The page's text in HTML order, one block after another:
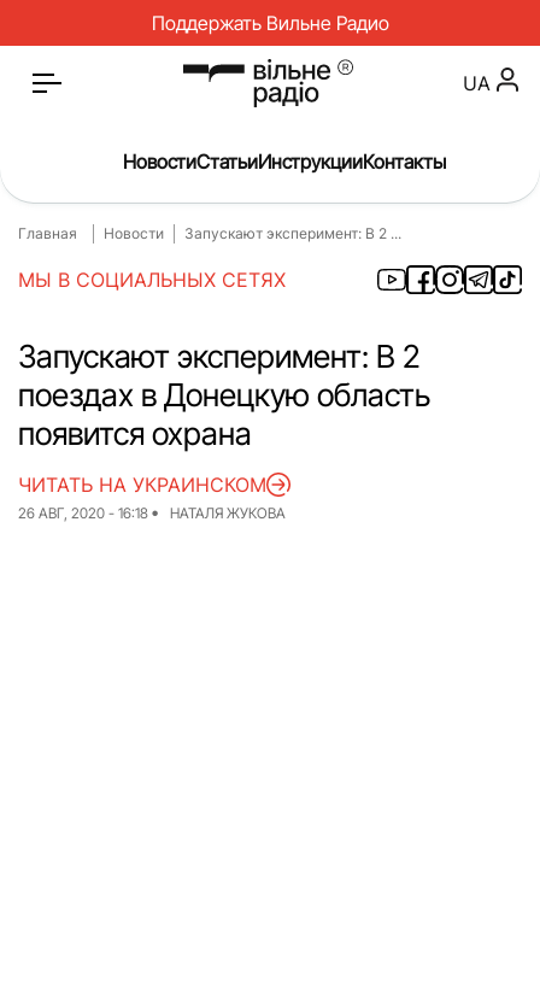
Поддержать Вильне Радио
Главная
Новости
Медицина
О нас
Инструкции
Спорт
Интервью
Досье
Блог
Проекты
UA
НовостиСтатьиИнструкцииКонтакты
Главная Новости Запускают эксперимент: В 2 ...
МЫ В СОЦИАЛЬНЫХ СЕТЯХ
Запускают эксперимент: В 2
поездах в Донецкую область
появится охрана
26 АВГ, 2020 - 16:18 НАТАЛЯ ЖУКОВА
ЧИТАТЬ НА УКРАИНСКОМ